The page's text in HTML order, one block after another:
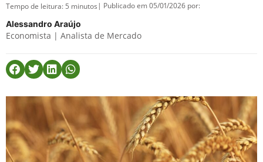
Tempo de leitura: 5 minutos | Publicado em 05/01/2026 por:
Alessandro Araújo
Economista | Analista de Mercado